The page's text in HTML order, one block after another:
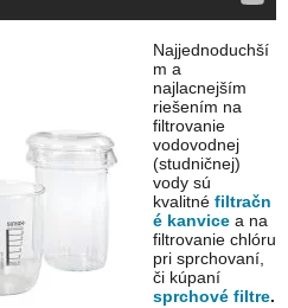
Najjednoduchší
m a
najlacnejším
riešením na
filtrovanie
vodovodnej
(studničnej)
vody sú
kvalitné filtračn
é kanvice a na
filtrovanie chlóru
pri sprchovaní,
či kúpaní
sprchové filtre.